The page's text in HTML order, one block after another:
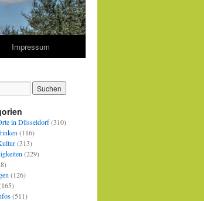
Impressum
in Düsseldorf(310)
(116)
(313)
(229)
(126)
(511)